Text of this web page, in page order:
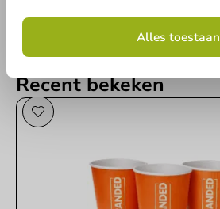
Recent bekeken
Alles toestaan